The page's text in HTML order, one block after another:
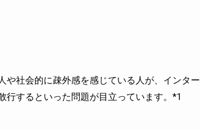
社会的に疎外感を感じている人が、インター
行するといった問題が目立っています。*1